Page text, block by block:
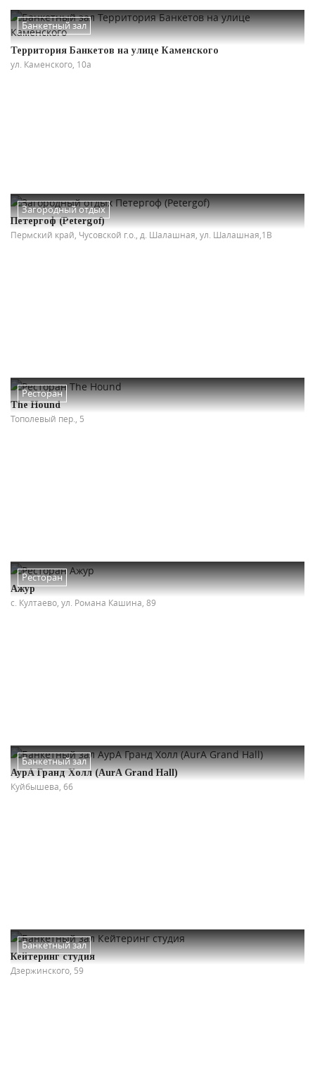
Банкетный зал
Территория Банкетов на улице Каменского
ул. Каменского, 10а
Загородный отдых
Петергоф (Petergof)
Пермский край, Чусовской г.о., д. Шалашная, ул. Шалашная,1В
Ресторан
The Hound
Тополевый пер., 5
Ресторан
Ажур
с. Култаево, ул. Романа Кашина, 89
Банкетный зал
АурА Гранд Холл (AurA Grand Hall)
Куйбышева, 66
Банкетный зал
Кейтеринг студия
Дзержинского, 59